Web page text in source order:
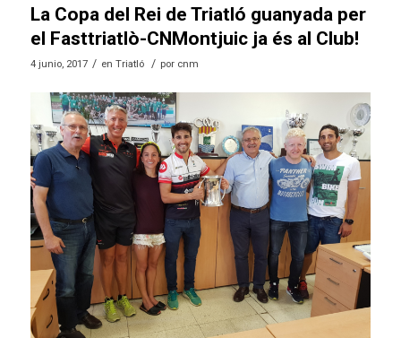
La Copa del Rei de Triatló guanyada per
el Fasttriatlò-CNMontjuic ja és al Club!
4 junio, 2017 / en Triatló / por cnm